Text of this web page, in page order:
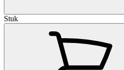
Stuk